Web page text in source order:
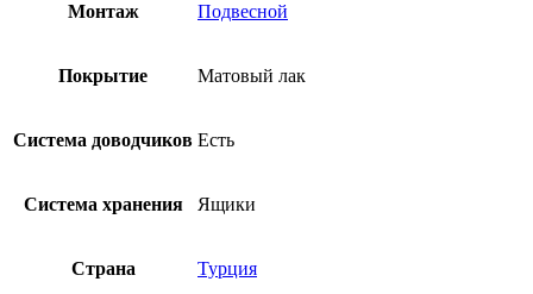
Монтаж Подвесной
Покрытие Матовый лак
Система доводчиков Есть
Система хранения Ящики
Страна Турция